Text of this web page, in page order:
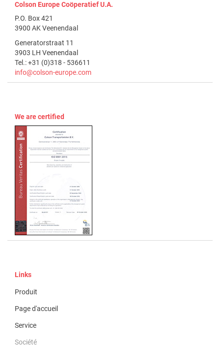
Colson Europe Coöperatief U.A.
P.O. Box 421
3900 AK Veenendaal
Generatorstraat 11
3903 LH Veenendaal
Tel.: +31 (0)318 - 536611
info@colson-europe.com
We are certified
Links
Produit
Page d'accueil
Service
Société